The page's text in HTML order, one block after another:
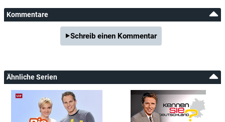
Kommentare
Schreib einen Kommentar
Ähnliche Serien